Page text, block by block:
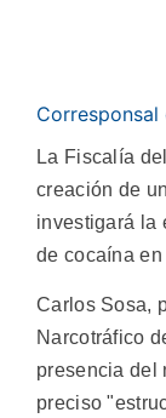
Corresponsal
La Fiscalía
creación de
investigará la
de cocaína
Carlos Sosa,
Narcotráfico
presencia del
preciso